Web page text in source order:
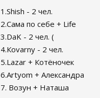
1.Shish - 2 чел.
2.Сама по себе + Life
3.DaK - 2 чел. (
4.Кovarny - 2 чел.
5.Lazar + Котёночек
6.Artyom + Александра
7. Возун + Наташа